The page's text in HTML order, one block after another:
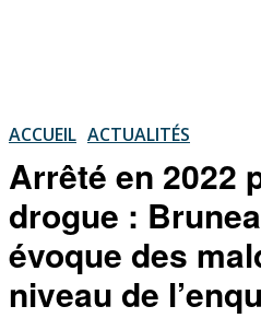
ACCUEIL ACTUALITÉS
Arrêté en 2022
drogue :
évoque des
niveau de